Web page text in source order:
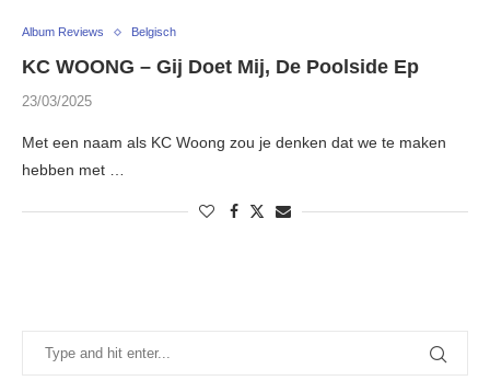
Album Reviews Belgisch
KC WOONG – Gij Doet Mij, De Poolside Ep
23/03/2025
Met een naam als KC Woong zou je denken dat we te maken
hebben met …